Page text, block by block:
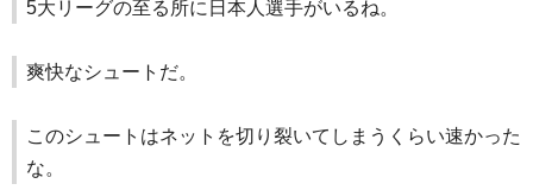
5大リーグの至る所に日本人選手がいるね。
爽快なシュートだ。
このシュートはネットを切り裂いてしまうくらい速かった
な。